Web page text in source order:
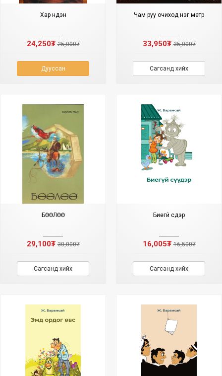
Хар нүдэн
24,250₮25,000₮
Дууссан
Чам руу очиход нэг метр
33,950₮35,000₮
Сагсанд хийх
БӨӨЛӨӨ
29,100₮30,000₮
Сагсанд хийх
Биегүй сүүдэр
16,005₮16,500₮
Сагсанд хийх